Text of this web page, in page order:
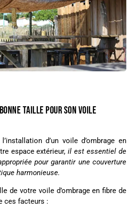
TAILLE POUR SON VOILE
d’un voile d’ombrage en
espace extérieur,il est essentiel de
pour garantir une couverture
harmonieuse.
de votre voile d’ombrage en fibre de
ces facteurs :